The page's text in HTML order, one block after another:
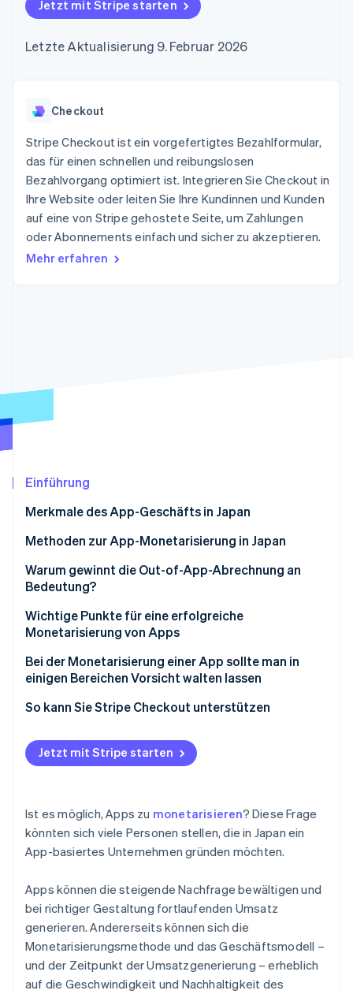
Zugriff auf mehr als
Terminal
Optimierung der
Autorisierungsraten
Link
Beschleunigter
Bezahlvorgang
Financial
Connections
Verbundene
Finanzdaten
Data Pipeline
Datensynchronisierung
Mehr
Climate
Stripe-Sessions 2026
Erfahren Sie, wie Stripe Lösungen für
Geldmanagement
SaaS
KI-Unternehmen
Creator Economy
Gaming
Bewirtung, Reisen und
Freizeit
Versicherungen
Medien und
Unterhaltung
Organisationen
Marktplatz auf
Abonnementverwaltung
nutzungsbasierte
geht´s
Bereitstellung und
Verwaltung von
Diensten mit Agenten
Ressourcen
Produkt-Roadmap
Karriere
Stripe Press
Kontakt
Sales-Team
kontaktieren
Partner werden
Jetzt mit Stripe starten
Letzte Aktualisierung 9. Februar 2026
Checkout
Stripe Checkout ist ein vorgefertigtes Bezahlformular,
das für einen schnellen und reibungslosen
Bezahlvorgang optimiert ist. Integrieren Sie Checkout in
Ihre Website oder leiten Sie Ihre Kundinnen und Kunden
auf eine von Stripe gehostete Seite, um Zahlungen
oder Abonnements einfach und sicher zu akzeptieren.
Mehr erfahren
Einführung
Merkmale des App-Geschäfts in Japan
Ausgezeichnete Wachstumsfähigkeit
Erwartung der laufenden Nutzung
Plattformabhängigkeit
Methoden zur App-Monetarisierung in Japan
Kostenlose Apps
Kostenpflichtige Apps
Freemium-Apps
Paymium-Apps
Warum gewinnt die Out-of-App-Abrechnung an
Bedeutung?
Wichtige Punkte für eine erfolgreiche
Monetarisierung von Apps
Von Anfang an ein Monetarisierungsmodell
integrieren
Zahlen analysieren und Verbesserungen vornehmen
Ein nachhaltiges Modell wählen
Bei der Monetarisierung einer App sollte man in
einigen Bereichen Vorsicht walten lassen
In-App-Anzeigen einschränken
Trends beachten
So kann Sie Stripe Checkout unterstützen
Jetzt mit Stripe starten
Ist es möglich, Apps zu monetarisieren? Diese Frage
könnten sich viele Personen stellen, die in Japan ein
App-basiertes Unternehmen gründen möchten.
Apps können die steigende Nachfrage bewältigen und
bei richtiger Gestaltung fortlaufenden Umsatz
generieren. Andererseits können sich die
Monetarisierungsmethode und das Geschäftsmodell –
und der Zeitpunkt der Umsatzgenerierung – erheblich
auf die Geschwindigkeit und Nachhaltigkeit des